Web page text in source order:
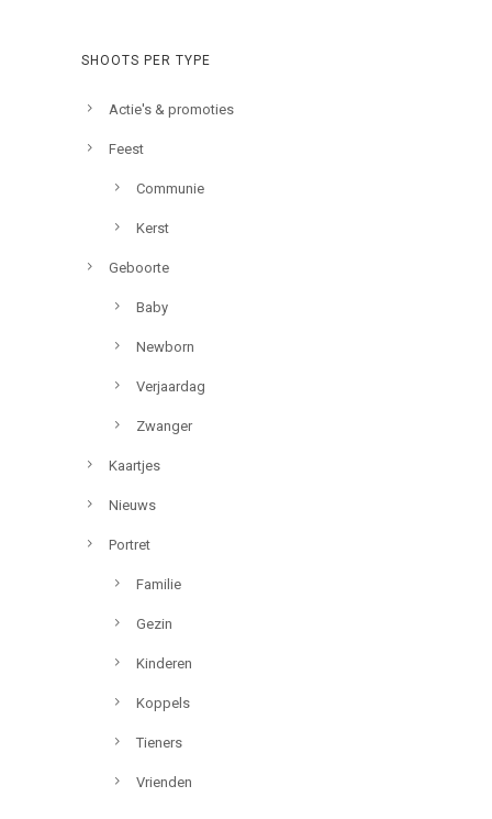
SHOOTS PER TYPE
Actie's & promoties
Feest
Communie
Kerst
Geboorte
Baby
Newborn
Verjaardag
Zwanger
Kaartjes
Nieuws
Portret
Familie
Gezin
Kinderen
Koppels
Tieners
Vrienden